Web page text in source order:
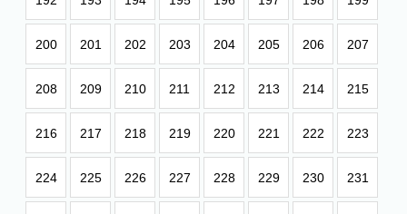
200 201 202 203 204 205 206 207
208 209 210 211 212 213 214 215
216 217 218 219 220 221 222 223
224 225 226 227 228 229 230 231